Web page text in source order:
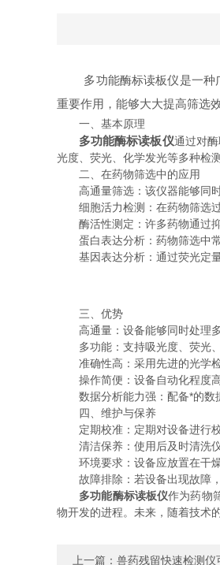
多功能酶标读板仪是一种广
重要作用，能够大大提高筛选
一、基本原理
多功能酶标读板仪通过对
光度、荧光、化学发光等多种检测
二、在药物筛选中的应用
高通量筛选：该仪器能够同时
细胞活力检测：在药物筛选过
酶活性测定：许多药物通过抑
蛋白表达分析：药物筛选中常
基因表达分析：通过荧光定量
三、优势
高通量：设备能够同时处理多
多功能：支持吸光度、荧光、
准确性高：采用先进的光学检
操作简便：设备自动化程度高
数据分析能力强：配备*的数据
四、维护与保养
定期校准：定期对设备进行校
清洁保养：使用后及时清洗仪
环境要求：设备应放置在干燥
故障排除：若设备出现故障，
多功能酶标读板仪作为药物
物开发的进程。未来，随着技术
上一篇： 兽药残留快速检测